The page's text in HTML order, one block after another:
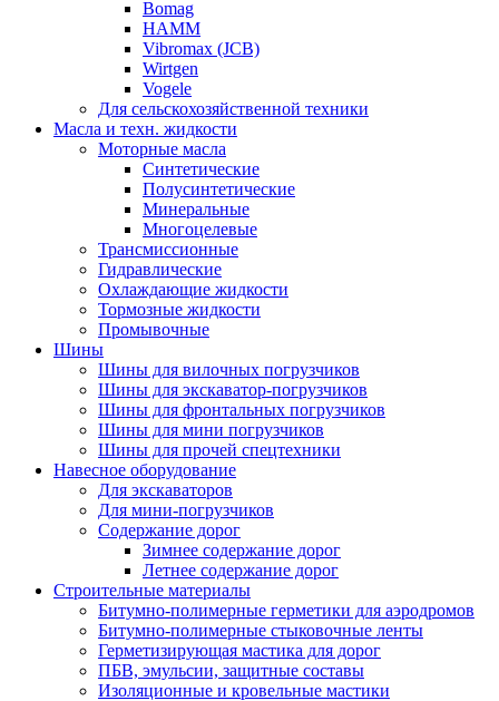
Bomag
HAMM
Vibromax (JCB)
Wirtgen
Vogele
Для сельскохозяйственной техники
Масла и техн. жидкости
Моторные масла
Синтетические
Полусинтетические
Минеральные
Многоцелевые
Трансмиссионные
Гидравлические
Охлаждающие жидкости
Тормозные жидкости
Промывочные
Шины
Шины для вилочных погрузчиков
Шины для экскаватор-погрузчиков
Шины для фронтальных погрузчиков
Шины для мини погрузчиков
Шины для прочей спецтехники
Навесное оборудование
Для экскаваторов
Для мини-погрузчиков
Содержание дорог
Зимнее содержание дорог
Летнее содержание дорог
Строительные материалы
Битумно-полимерные герметики для аэродромов
Битумно-полимерные стыковочные ленты
Герметизирующая мастика для дорог
ПБВ, эмульсии, защитные составы
Изоляционные и кровельные мастики